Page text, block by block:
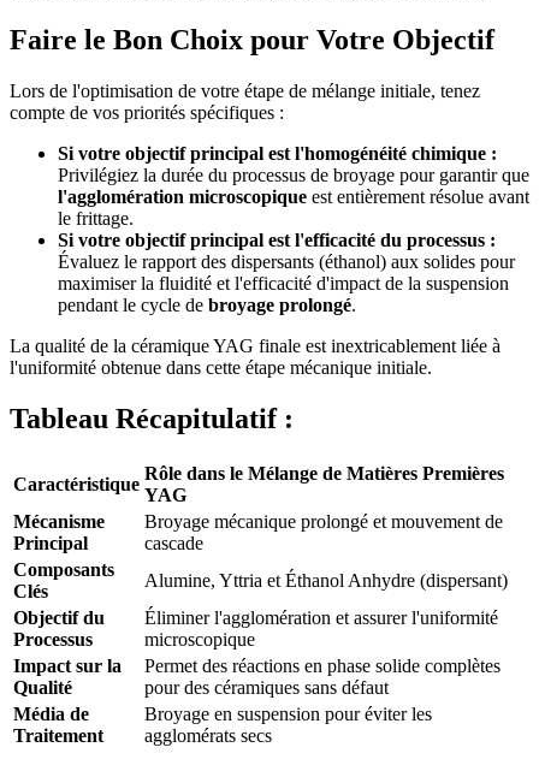
Faire le Bon Choix pour Votre Objectif
Lors de l'optimisation de votre étape de mélange initiale, tenez
compte de vos priorités spécifiques :
Si votre objectif principal est l'homogénéité chimique :
Privilégiez la durée du processus de broyage pour garantir que
l'agglomération microscopique est entièrement résolue avant
le frittage.
Si votre objectif principal est l'efficacité du processus :
Évaluez le rapport des dispersants (éthanol) aux solides pour
maximiser la fluidité et l'efficacité d'impact de la suspension
pendant le cycle de broyage prolongé.
La qualité de la céramique YAG finale est inextricablement liée à
l'uniformité obtenue dans cette étape mécanique initiale.
Tableau Récapitulatif :
Caractéristique
Rôle dans le Mélange de Matières Premières
YAG
Mécanisme
Principal
Broyage mécanique prolongé et mouvement de
cascade
Composants
Clés
Alumine, Yttria et Éthanol Anhydre (dispersant)
Objectif du
Processus
Éliminer l'agglomération et assurer l'uniformité
microscopique
Impact sur la
Qualité
Permet des réactions en phase solide complètes
pour des céramiques sans défaut
Média de
Traitement
Broyage en suspension pour éviter les
agglomérats secs